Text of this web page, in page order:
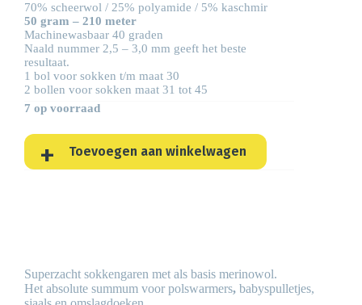
70% scheerwol / 25% polyamide / 5% kaschmir
50 gram – 210 meter
Machinewasbaar 40 graden
Naald nummer 2,5 – 3,0 mm geeft het beste
resultaat.
1 bol voor sokken t/m maat 30
2 bollen voor sokken maat 31 tot 45
7 op voorraad
Toevoegen aan winkelwagen
Superzacht sokkengaren met als basis merinowol.
Het absolute summum voor polswarmers, babyspulletjes,